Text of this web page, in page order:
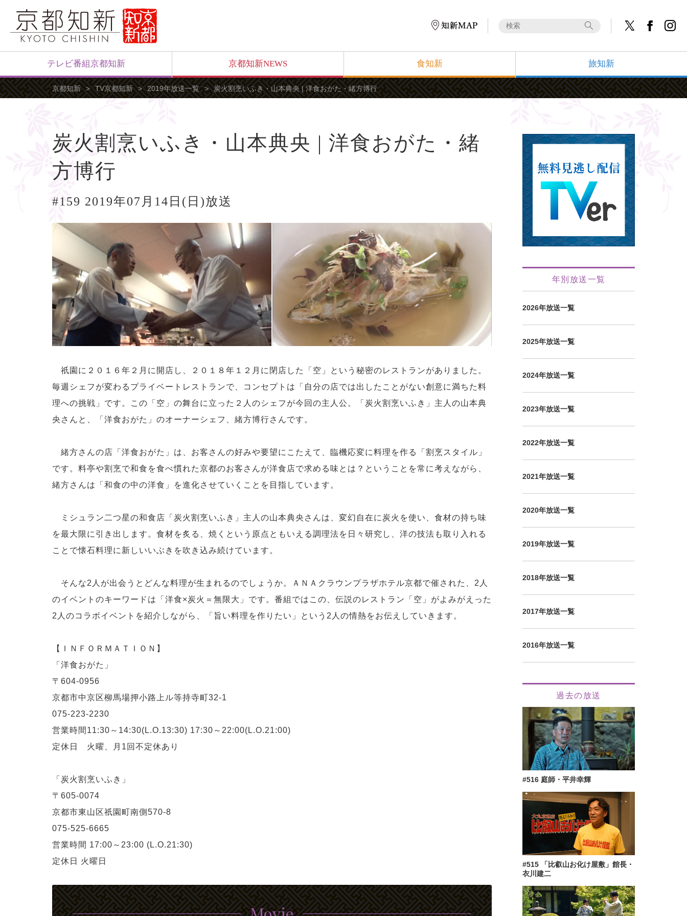
テレビ番組京都知新 京都知新NEWS 食知新 旅知新
京都知新 TV京都知新 2019年放送一覧 炭火割烹いふき・山本典央 | 洋食おがた・緒方博行
炭火割烹いふき・山本典央 | 洋食おがた・緒
方博行
#159 2019年07月14日(日)放送
祇園に２０１６年２月に開店し、２０１８年１２月に閉店した「空」という秘密のレストランがありました。
毎週シェフが変わるプライベートレストランで、コンセプトは「自分の店では出したことがない創意に満ちた料
理への挑戦」です。この「空」の舞台に立った２人のシェフが今回の主人公。「炭火割烹いふき」主人の山本典
央さんと、「洋食おがた」のオーナーシェフ、緒方博行さんです。
緒方さんの店「洋食おがた」は、お客さんの好みや要望にこたえて、臨機応変に料理を作る「割烹スタイル」
です。料亭や割烹で和食を食べ慣れた京都のお客さんが洋食店で求める味とは？ということを常に考えながら、
緒方さんは「和食の中の洋食」を進化させていくことを目指しています。
ミシュラン二つ星の和食店「炭火割烹いふき」主人の山本典央さんは、変幻自在に炭火を使い、食材の持ち味
を最大限に引き出します。食材を炙る、焼くという原点ともいえる調理法を日々研究し、洋の技法も取り入れる
ことで懐石料理に新しいいぶきを吹き込み続けています。
そんな2人が出会うとどんな料理が生まれるのでしょうか。ＡＮＡクラウンプラザホテル京都で催された、2人
のイベントのキーワードは「洋食×炭火＝無限大」です。番組ではこの、伝説のレストラン「空」がよみがえった
2人のコラボイベントを紹介しながら、「旨い料理を作りたい」という2人の情熱をお伝えしていきます。
【ＩＮＦＯＲＭＡＴＩＯＮ】
「洋食おがた」
〒604-0956
京都市中京区柳馬場押小路上ル等持寺町32-1
075-223-2230
営業時間11:30～14:30(L.O.13:30) 17:30～22:00(L.O.21:00)
定休日 火曜、月1回不定休あり
「炭火割烹いふき」
〒605-0074
京都市東山区祇園町南側570-8
075-525-6665
営業時間 17:00～23:00 (L.O.21:30)
定休日 火曜日
年別放送一覧
2026年放送一覧
2025年放送一覧
2024年放送一覧
2023年放送一覧
2022年放送一覧
2021年放送一覧
2020年放送一覧
2019年放送一覧
2018年放送一覧
2017年放送一覧
2016年放送一覧
過去の放送
#516 庭師・平井幸輝
#515 「比叡山お化け屋敷」館長・
衣川建二